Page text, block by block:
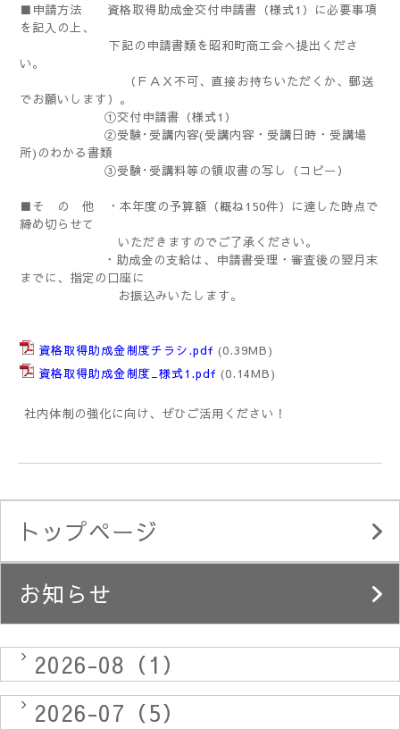
■ 申請方法 資格取得助成金交付申請書（様式1）に必要事項
を記入の上、
下記の 申請書類を昭和町商工会へ提出くださ
い。
（ＦＡＸ不可、直接お持ちいただくか、郵送
でお願いします）。
①交付申請書（様式1）
②受験･受講内容(受講内容・受講日時・受講場
所)のわかる書類
③受験･受講料等の領収書の写し（コピー）
■そ の 他 ・本年度の予算額（概ね150件）に達した時点で
締め切らせて
いただき ますのでご了承ください。
・助成金の支給は、申請書受理・審査後の翌月末
までに、指定の口座に
お振込みいたします。
資格取得助成金制度チラシ.pdf (0.39MB)
資格取得助成金制度_様式1.pdf (0.14MB)
社内体制の強化に向け、ぜひご活用ください！
トップページ
お知らせ
2026-08（1）
2026-07（5）